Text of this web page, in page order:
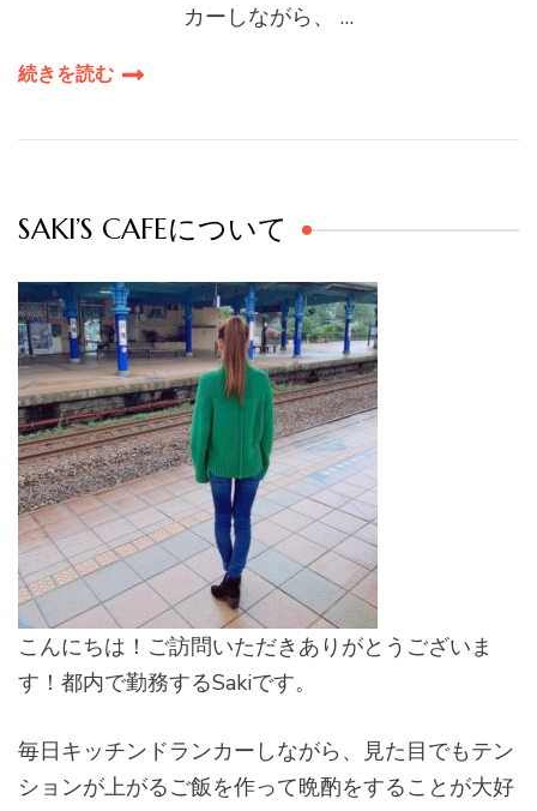
カーしながら、 …
続きを読む
SAKI’S CAFEについて
こんにちは！ご訪問いただきありがとうございま
す！都内で勤務するSakiです。
毎日キッチンドランカーしながら、見た目でもテン
ションが上がるご飯を作って晩酌をすることが大好